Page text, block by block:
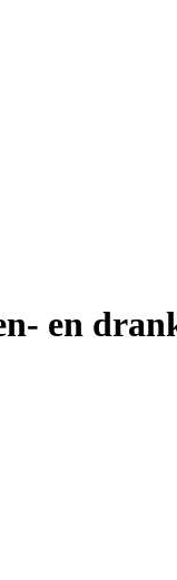
en